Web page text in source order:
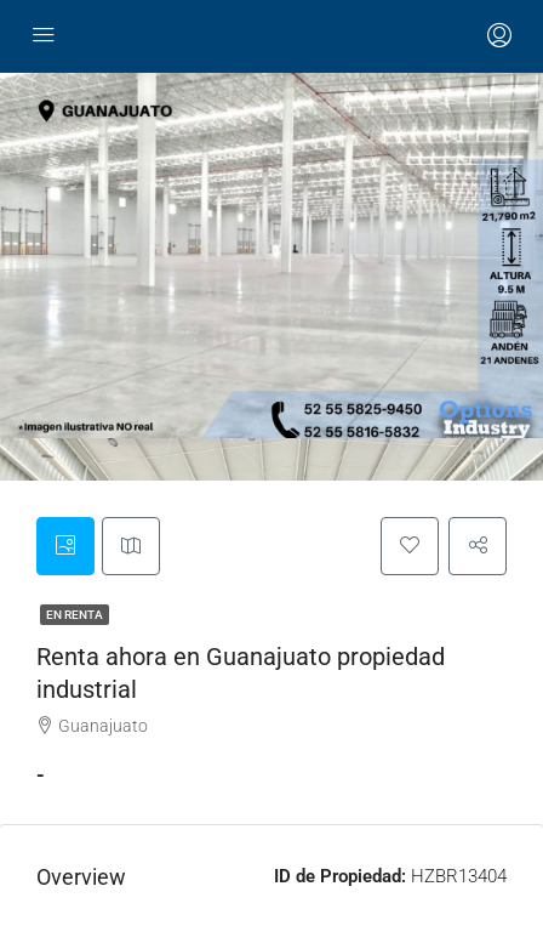
EN RENTA
Renta ahora en Guanajuato propiedad
industrial
Guanajuato
-
Overview ID de Propiedad: HZBR13404